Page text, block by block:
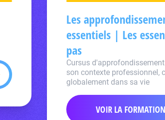
Les
essentiels | Les
pas
Cursus d'approfondissement
son contexte professionnel,
globalement dans sa vie
VOIR LA FORMATION